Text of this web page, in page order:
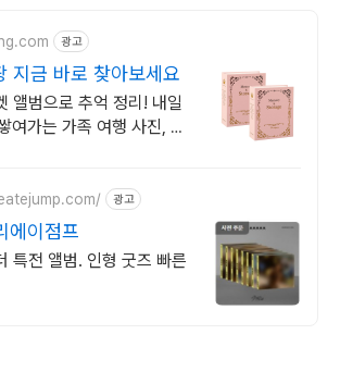
광고
지금 바로 찾아보세요
앨범으로 추억 정리! 내일
여가는 가족 여행 사진, 깔
광고
에이점프
특전 앨범. 인형 굿즈 빠른